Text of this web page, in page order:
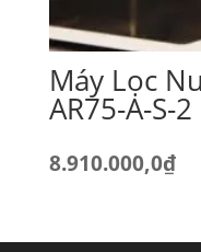
Máy Lọc
AR75-A-S-2
Giá
8.910.000,0₫Giá